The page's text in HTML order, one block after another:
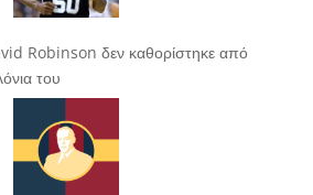
Robinson δεν καθορίστηκε από
του